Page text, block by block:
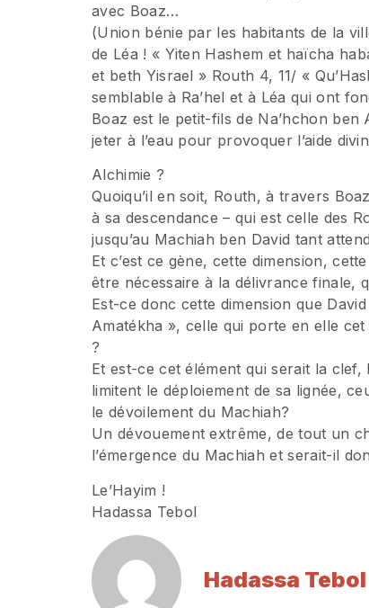
avec Boaz…
(Union bénie par les habitants de la
de Léa ! « Yiten Hashem et haïcha
et beth Yisrael » Routh 4, 11/ «
semblable à Ra’hel et à Léa qui ont
Boaz est le petit-fils de Na’hchon ben
jeter à l’eau pour provoquer l’aide
Alchimie ?
Quoiqu’il en soit, Routh, à travers
à sa descendance – qui est celle des
jusqu’au Machiah ben David tant
Et c’est ce gène, cette dimension,
être nécessaire à la délivrance finale,
Est-ce donc cette dimension que
Amatékha », celle qui porte en elle
?
Et est-ce cet élément qui serait la
limitent le déploiement de sa lignée,
le dévoilement du Machiah?
Un dévouement extrême, de tout un
l’émergence du Machiah et serait-il
Le’Hayim !
Hadassa Tebol
Hadassa Tebol